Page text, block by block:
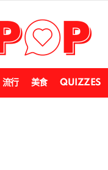
流行 美食 QUIZZES